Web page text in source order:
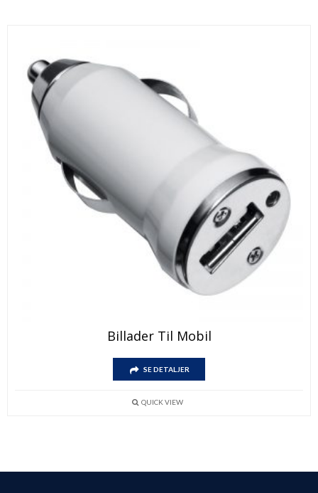
Billader Til Mobil
SE DETALJER
QUICK VIEW